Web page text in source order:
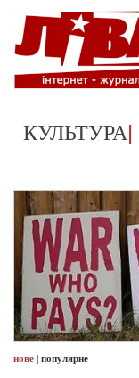
КУЛЬТУРА|
нове | популярне